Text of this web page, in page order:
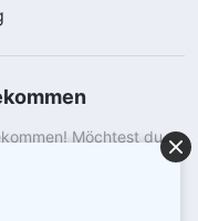
Möchtest du